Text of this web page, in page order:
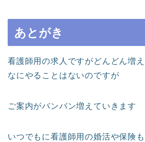
あとがき
看護師用の求人ですがどんどん増
なにやることはないのですが
ご案内がバンバン増えていきます
いつでもに看護師用の婚活や保険